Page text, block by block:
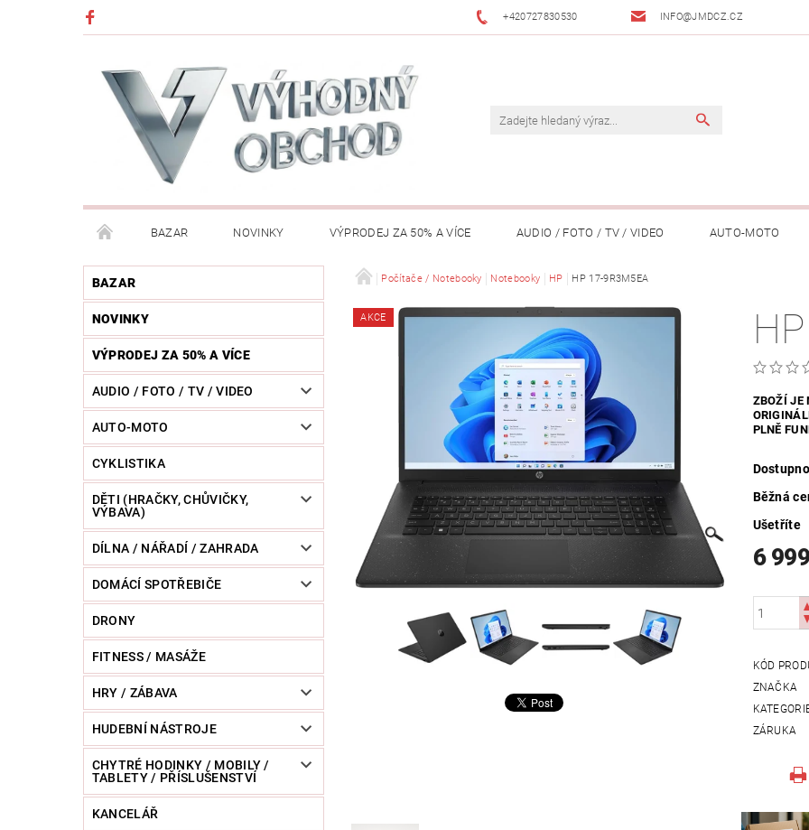
+420727830530 INFO@JMDCZ.CZ
BAZAR NOVINKY VÝPRODEJ ZA 50% A VÍCE AUDIO / FOTO / TV / VIDEO AUTO-MOTO
DĚTI (HRAČKY, CHŮVIČKY, VÝBAVA) DÍLNA / NÁŘADÍ / ZAHRADA DOMÁCÍ SPOTŘEBIČE
HUDEBNÍ NÁSTROJE CHYTRÉ HODINKY / MOBILY / TABLETY / PŘÍSLUŠENSTVÍ KONCERTNÍ
KOSMETIKA / ŠPERKY KOŽENÝ SVĚT (OPASKY, PENĚŽENKY, ...) OSOBNÍ POMŮCKY
POWERBANKY VYHŘÍVANÝ TEXTIL ZABEZPEČOVACÍ SYSTÉMY
ZVÍŘATA / CHOVATELSKÉ POTŘEBY RAZNICE MOSAZNÉ - POPTÁVKA OBCHODNÍ PODMÍNKY KONTAKTY
BAZAR
NOVINKY
VÝPRODEJ ZA 50% A VÍCE
AUDIO / FOTO / TV / VIDEO
AUTO-MOTO
CYKLISTIKA
DĚTI (HRAČKY, CHŮVIČKY,
VÝBAVA)
DÍLNA / NÁŘADÍ / ZAHRADA
DOMÁCÍ SPOTŘEBIČE
DRONY
FITNESS / MASÁŽE
HRY / ZÁBAVA
HUDEBNÍ NÁSTROJE
CHYTRÉ HODINKY / MOBILY /
TABLETY / PŘÍSLUŠENSTVÍ
KANCELÁŘ
Počítače / Notebooky Notebooky HP HP 17-9R3M5EA
AKCE
ZBOŽÍ JE
PLNĚ
Běžná
Ušetříte
6
KÓD
ZNAČKA
ZÁRUKA